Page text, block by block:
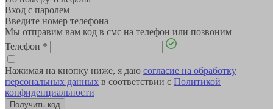
Вход с паролем
Введите номер телефона
Мы отправим вам код в смс на телефон или позвоним
Телефон *
Нажимая на кнопку ниже, я даю согласие на обработку
персональных данных в соответствии с Политикой
конфиденциальности